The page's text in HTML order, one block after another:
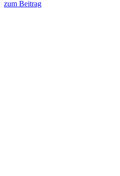
zum Beitrag